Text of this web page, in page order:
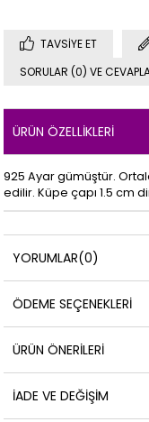
TAVSIYE ET
SORULAR (0) VE
ÜRÜN ÖZELLIKLERI
925 Ayar gümüştür.
edilir. Küpe çapı 1.5 cm
YORUMLAR(0)
ÖDEME SEÇENEKLERI
ÜRÜN ÖNERILERI
İADE VE DEĞIŞIM